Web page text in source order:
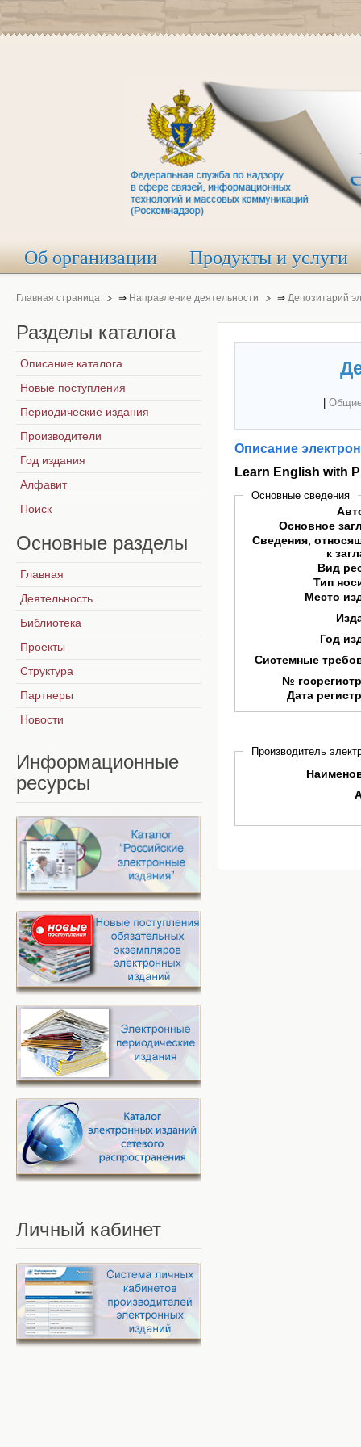
Об организации Продукты и услуги
Главная страница ⇒ Направление деятельности ⇒ Депозитарий
Описание
Learn English with
Основные сведения
Основное
Сведения,
к
Вид
Тип
Место
Год
Системные
№
Дата
Производитель
Разделы каталога
Описание каталога
Новые поступления
Периодические издания
Производители
Год издания
Алфавит
Поиск
Основные разделы
Главная
Деятельность
Библиотека
Проекты
Структура
Партнеры
Новости
Информационные
ресурсы
Личный кабинет